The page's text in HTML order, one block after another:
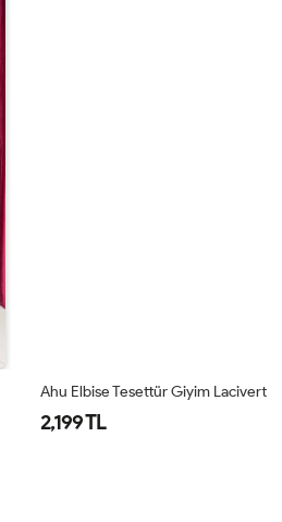
Ahu Elbise Tesettür Giyim Lacivert
2,199 TL